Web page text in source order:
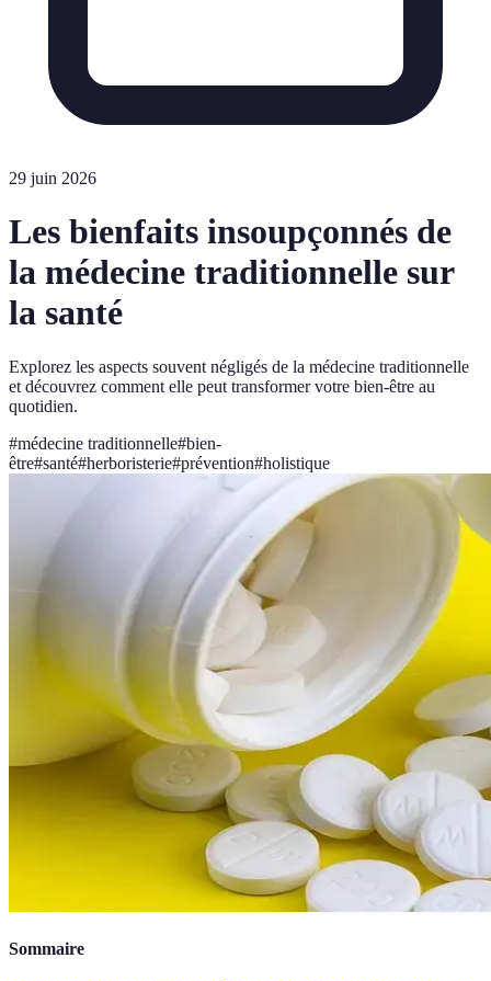
29 juin 2026
Les bienfaits insoupçonnés de
la médecine traditionnelle sur
la santé
Explorez les aspects souvent négligés de la médecine traditionnelle
et découvrez comment elle peut transformer votre bien-être au
quotidien.
#médecine traditionnelle#bien-
être#santé#herboristerie#prévention#holistique
Sommaire